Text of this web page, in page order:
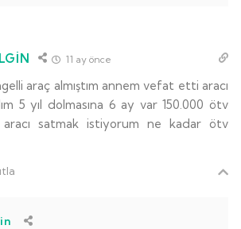
11 ay önce
araç almıştım annem vefat etti aracı
5 yıl dolmasına 6 ay var 150.000 ötv
aracı satmak istiyorum ne kadar ötv